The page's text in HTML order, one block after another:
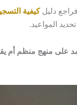
فراجع دليلكيفية
المواعيد.
على منهج منظم